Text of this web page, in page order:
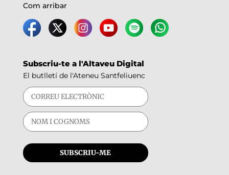
Com arribar
Subscriu-te a l'Altaveu Digital
El butlletí de l'Ateneu Santfeliuenc